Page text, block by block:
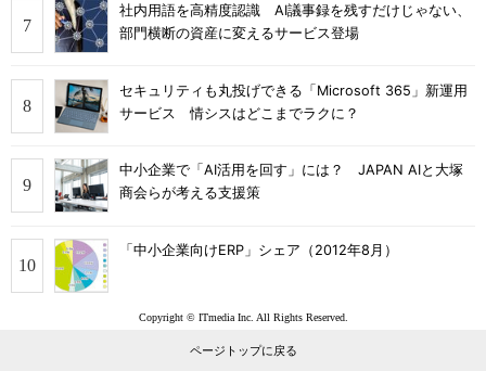
社内用語を高精度認識 AI議事録を残すだけじゃない、
部門横断の資産に変えるサービス登場
セキュリティも丸投げできる「Microsoft 365」新運用
サービス 情シスはどこまでラクに？
中小企業で「AI活用を回す」には？ JAPAN AIと大塚
商会らが考える支援策
「中小企業向けERP」シェア（2012年8月）
Copyright © ITmedia Inc. All Rights Reserved.
ページトップに戻る